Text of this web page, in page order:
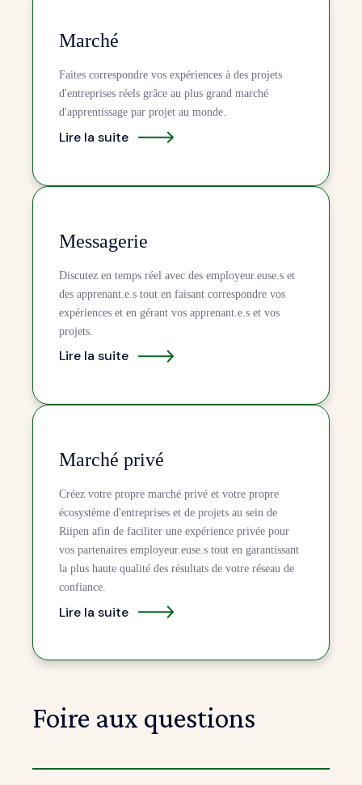
Marché
Faites correspondre vos expériences à des projets
d'entreprises réels grâce au plus grand marché
d'apprentissage par projet au monde.
Lire la suite
Messagerie
Discutez en temps réel avec des employeur.euse.s et
des apprenant.e.s tout en faisant correspondre vos
expériences et en gérant vos apprenant.e.s et vos
projets.
Lire la suite
Marché privé
Créez votre propre marché privé et votre propre
écosystème d'entreprises et de projets au sein de
Riipen afin de faciliter une expérience privée pour
vos partenaires employeur.euse.s tout en garantissant
la plus haute qualité des résultats de votre réseau de
confiance.
Lire la suite
Foire aux questions